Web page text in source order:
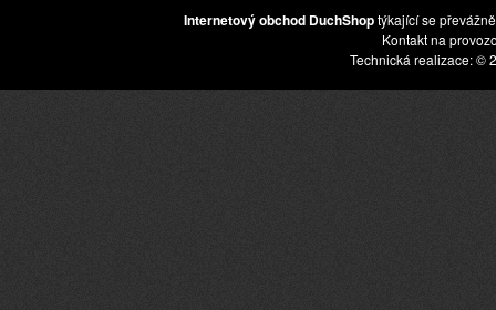
Internetový obchod DuchShoptýkající se
Kontakt na
Technická realizace: ©